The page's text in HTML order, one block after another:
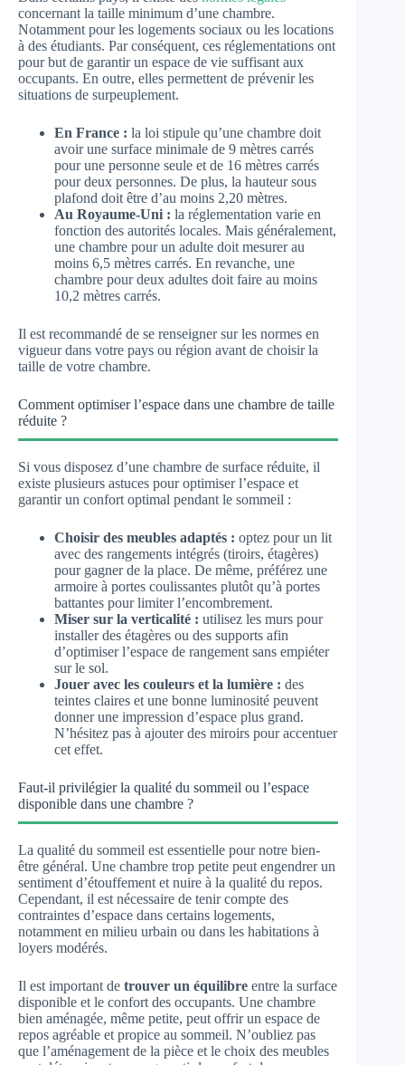
concernant la taille minimum d’une chambre.
Notamment pour les logements sociaux ou les locations
à des étudiants. Par conséquent, ces réglementations ont
pour but de garantir un espace de vie suffisant aux
occupants. En outre, elles permettent de prévenir les
situations de surpeuplement.
En France : la loi stipule qu’une chambre doit
avoir une surface minimale de 9 mètres carrés
pour une personne seule et de 16 mètres carrés
pour deux personnes. De plus, la hauteur sous
plafond doit être d’au moins 2,20 mètres.
Au Royaume-Uni : la réglementation varie en
fonction des autorités locales. Mais généralement,
une chambre pour un adulte doit mesurer au
moins 6,5 mètres carrés. En revanche, une
chambre pour deux adultes doit faire au moins
10,2 mètres carrés.
Il est recommandé de se renseigner sur les normes en
vigueur dans votre pays ou région avant de choisir la
taille de votre chambre.
Comment optimiser l’espace dans une chambre de taille
réduite ?
Si vous disposez d’une chambre de surface réduite, il
existe plusieurs astuces pour optimiser l’espace et
garantir un confort optimal pendant le sommeil :
Choisir des meubles adaptés : optez pour un lit
avec des rangements intégrés (tiroirs, étagères)
pour gagner de la place. De même, préférez une
armoire à portes coulissantes plutôt qu’à portes
battantes pour limiter l’encombrement.
Miser sur la verticalité : utilisez les murs pour
installer des étagères ou des supports afin
d’optimiser l’espace de rangement sans empiéter
sur le sol.
Jouer avec les couleurs et la lumière : des
teintes claires et une bonne luminosité peuvent
donner une impression d’espace plus grand.
N’hésitez pas à ajouter des miroirs pour accentuer
cet effet.
Faut-il privilégier la qualité du sommeil ou l’espace
disponible dans une chambre ?
La qualité du sommeil est essentielle pour notre bien-
être général. Une chambre trop petite peut engendrer un
sentiment d’étouffement et nuire à la qualité du repos.
Cependant, il est nécessaire de tenir compte des
contraintes d’espace dans certains logements,
notamment en milieu urbain ou dans les habitations à
loyers modérés.
Il est important de trouver un équilibre entre la surface
disponible et le confort des occupants. Une chambre
bien aménagée, même petite, peut offrir un espace de
repos agréable et propice au sommeil. N’oubliez pas
que l’aménagement de la pièce et le choix des meubles